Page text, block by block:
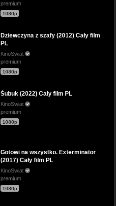
premium
1080p
Dziewczyna z szafy (2012) Cały film
PL
KinoSwiat
premium
1080p
Śubuk (2022) Cały film PL
KinoSwiat
premium
1080p
Gotowi na wszystko. Exterminator
(2017) Cały film PL
KinoSwiat
premium
1080p